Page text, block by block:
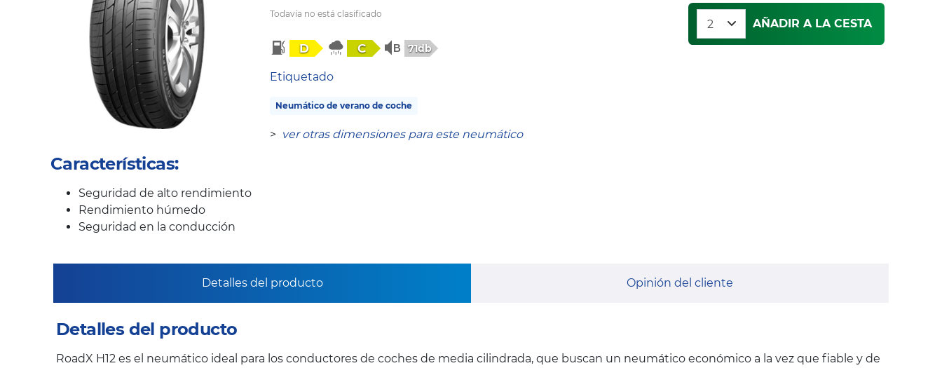
Todavía no está clasificado
D C 71db
Etiquetado
Neumático de verano de coche
> ver otras dimensiones para este neumático
AÑADIR A LA CESTA
Características:
Seguridad de alto rendimiento
Rendimiento húmedo
Seguridad en la conducción
Detalles del producto Opinión del cliente
Detalles del producto
RoadX H12 es el neumático ideal para los conductores de coches de media cilindrada, que buscan un neumático económico a la vez que fiable y de